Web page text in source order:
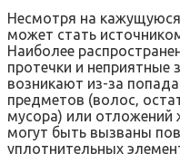
Несмотря на кажущуюся
может стать
Наиболее
протечки и неприятные
возникают из-за
предметов (волос‚
мусора) или отложений
могут быть вызваны
уплотнительных